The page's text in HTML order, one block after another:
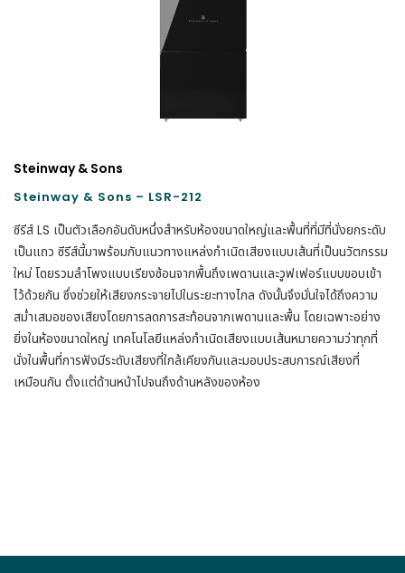
Steinway & Sons
Steinway & Sons – LSR-212
ซีรีส์ LS เป็นตัวเลือกอันดับหนึ่งสำหรับห้องขนาดใหญ่และพื้นที่ที่มีที่นั่งยกระดับ
เป็นแถว ซีรีส์นี้มาพร้อมกับแนวทางแหล่งกำเนิดเสียงแบบเส้นที่เป็นนวัตกรรม
ใหม่ โดยรวมลำโพงแบบเรียงซ้อนจากพื้นถึงเพดานและวูฟเฟอร์แบบขอบเข้า
ไว้ด้วยกัน ซึ่งช่วยให้เสียงกระจายไปในระยะทางไกล ดังนั้นจึงมั่นใจได้ถึงความ
สม่ำเสมอของเสียงโดยการลดการสะท้อนจากเพดานและพื้น โดยเฉพาะอย่าง
ยิ่งในห้องขนาดใหญ่ เทคโนโลยีแหล่งกำเนิดเสียงแบบเส้นหมายความว่าทุกที่
นั่งในพื้นที่การฟังมีระดับเสียงที่ใกล้เคียงกันและมอบประสบการณ์เสียงที่
เหมือนกัน ตั้งแต่ด้านหน้าไปจนถึงด้านหลังของห้อง